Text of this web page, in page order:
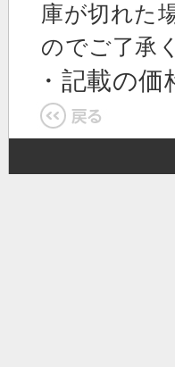
庫が切れた
のでご了承
・記載の